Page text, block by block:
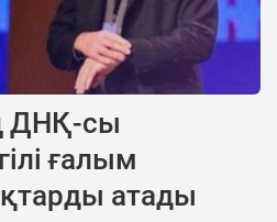
ДНҚ-сы
ғалым
атады